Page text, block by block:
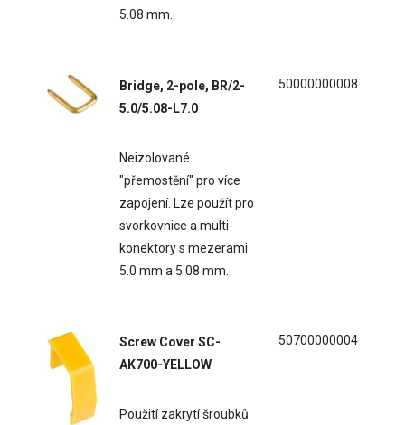
5.08 mm.
Bridge, 2-pole, BR/2-
5.0/5.08-L7.0
Neizolované
"přemostění" pro více
zapojení. Lze použít pro
svorkovnice a multi-
konektory s mezerami
5.0 mm a 5.08 mm.
50000000008
Screw Cover SC-
AK700-YELLOW
Použití zakrytí šroubků
50700000004